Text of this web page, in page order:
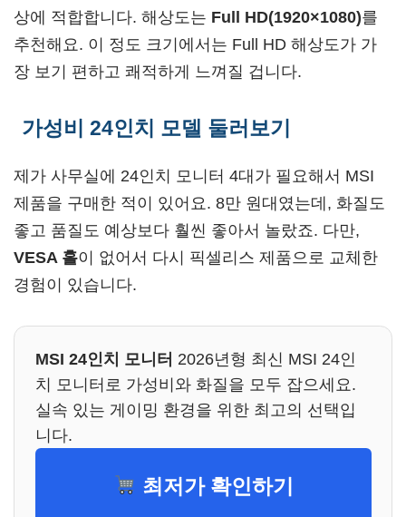
상에 적합합니다. 해상도는 Full HD(1920×1080)를
추천해요. 이 정도 크기에서는 Full HD 해상도가 가
장 보기 편하고 쾌적하게 느껴질 겁니다.
가성비 24인치 모델 둘러보기
제가 사무실에 24인치 모니터 4대가 필요해서 MSI
제품을 구매한 적이 있어요. 8만 원대였는데, 화질도
좋고 품질도 예상보다 훨씬 좋아서 놀랐죠. 다만,
VESA 홀이 없어서 다시 픽셀리스 제품으로 교체한
경험이 있습니다.
MSI 24인치 모니터 2026년형 최신 MSI 24인
치 모니터로 가성비와 화질을 모두 잡으세요.
실속 있는 게이밍 환경을 위한 최고의 선택입
니다.
최저가 확인하기